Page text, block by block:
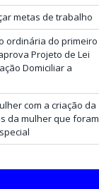
metas de trabalho
ordinária do primeiro
Projeto de Lei
Domiciliar a
com a criação da
da mulher que foram